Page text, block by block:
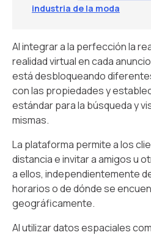
industria de la moda
Al integrar a la perfección la
realidad virtual en cada
está desbloqueando
con las propiedades y
estándar para la búsqueda y
mismas.
La plataforma permite a los
distancia e invitar a amigos u
a ellos, independientemente
horarios o de dónde se
geográficamente.
Al utilizar datos espaciales